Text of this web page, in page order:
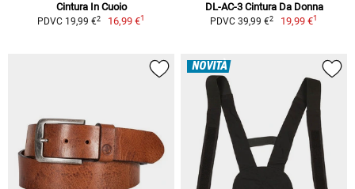
Cintura In Cuoio
PDVC 19,99 €2 16,99 €1
DL-AC-3 Cintura Da Donna
PDVC 39,99 €2 19,99 €1
NOVITÀ